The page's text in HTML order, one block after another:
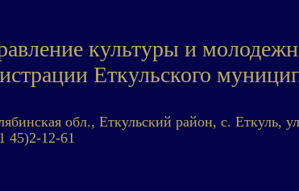
культуры и
Еткульского
обл., Еткульский район, с. Еткуль,
45)2-12-61